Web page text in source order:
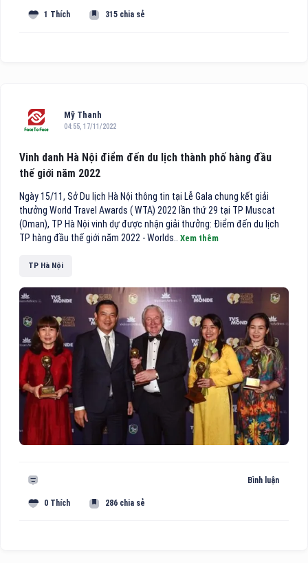
1 Thích 315 chia sẻ
Mỹ Thanh
04:55, 17/11/2022
Vinh danh Hà Nội điểm đến du lịch thành phố hàng đầu
thế giới năm 2022
Ngày 15/11, Sở Du lịch Hà Nội thông tin tại Lễ Gala chung kết giải
thưởng World Travel Awards ( WTA) 2022 lần thứ 29 tại TP Muscat
(Oman), TP Hà Nội vinh dự được nhận giải thưởng: Điểm đến du lịch
TP hàng đầu thế giới năm 2022 - Worlds.. Xem thêm
TP Hà Nội
Bình luận
0 Thích 286 chia sẻ